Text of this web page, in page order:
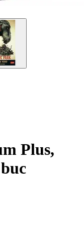
Plus,